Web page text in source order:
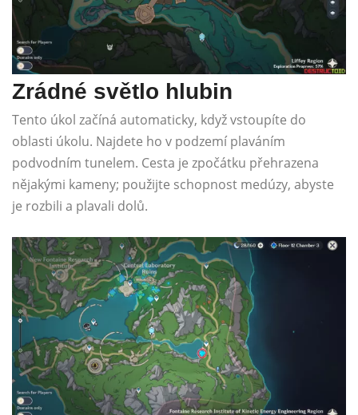
Zrádné světlo hlubin
Tento úkol začíná automaticky, když vstoupíte do
oblasti úkolu. Najdete ho v podzemí plaváním
podvodním tunelem. Cesta je zpočátku přehrazena
nějakými kameny; použijte schopnost medúzy, abyste
je rozbili a plavali dolů.